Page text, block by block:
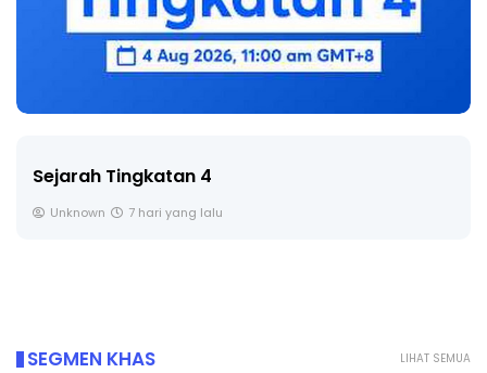
Sejarah Tingkatan 4
Unknown 7 hari yang lalu
LIHAT SEMUA
SEGMEN KHAS